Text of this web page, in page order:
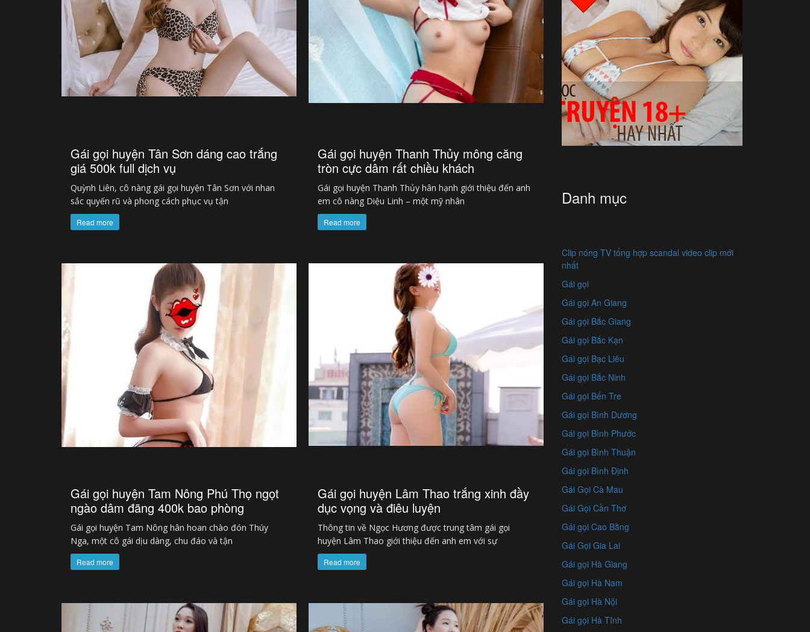
Gái gọi huyện Tân Sơn dáng cao trắng
giá 500k full dịch vụ
Quỳnh Liên, cô nàng gái gọi huyện Tân Sơn với nhan
sắc quyến rũ và phong cách phục vụ tận
Read more
Gái gọi huyện Thanh Thủy mông căng
tròn cực dâm rất chiều khách
Gái gọi huyện Thanh Thủy hân hạnh giới thiệu đến anh
em cô nàng Diệu Linh – một mỹ nhân
Read more
Gái gọi huyện Tam Nông Phú Thọ ngọt
ngào dâm đãng 400k bao phòng
Gái gọi huyện Tam Nông hân hoan chào đón Thúy
Nga, một cô gái dịu dàng, chu đáo và tận
Read more
Gái gọi huyện Lâm Thao trắng xinh đầy
dục vọng và điêu luyện
Thông tin về Ngọc Hương được trung tâm gái gọi
huyện Lâm Thao giới thiệu đến anh em với sự
Read more
Danh mục
Clip nóng TV tổng hợp scandal video clip mới
nhất
Gái gọi
Gái gọi An Giang
Gái gọi Bắc Giang
Gái gọi Bắc Kạn
Gái gọi Bạc Liêu
Gái gọi Bắc Ninh
Gái gọi Bến Tre
Gái gọi Bình Dương
Gái gọi Bình Phước
Gái gọi Bình Thuận
Gái gọi Bình Định
Gái Gọi Cà Mau
Gái Gọi Cần Thơ
Gái gọi Cao Bằng
Gái Gọi Gia Lai
Gái gọi Hà Giang
Gái gọi Hà Nam
Gái gọi Hà Nội
Gái gọi Hà Tĩnh